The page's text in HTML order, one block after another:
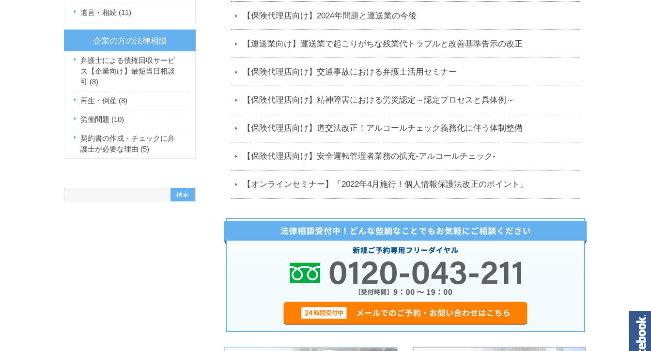
【保険代理店向け】2024年問題と運送業の今後
【運送業向け】運送業で起こりがちな残業代トラブルと改善基準告示の改正
【保険代理店向け】交通事故における弁護士活用セミナー
【保険代理店向け】精神障害における労災認定～認定プロセスと具体例～
【保険代理店向け】道交法改正！アルコールチェック義務化に伴う体制整備
【保険代理店向け】安全運転管理者業務の拡充-アルコールチェック-
【オンラインセミナー】「2022年4月施行！個人情報保護法改正のポイント」
遺言・相続 (11)
企業の方の法律相談
弁護士による債権回収サービ
ス【企業向け】最短当日相談
可 (8)
再生・倒産 (8)
労働問題 (10)
契約書の作成・チェックに弁
護士が必要な理由 (5)